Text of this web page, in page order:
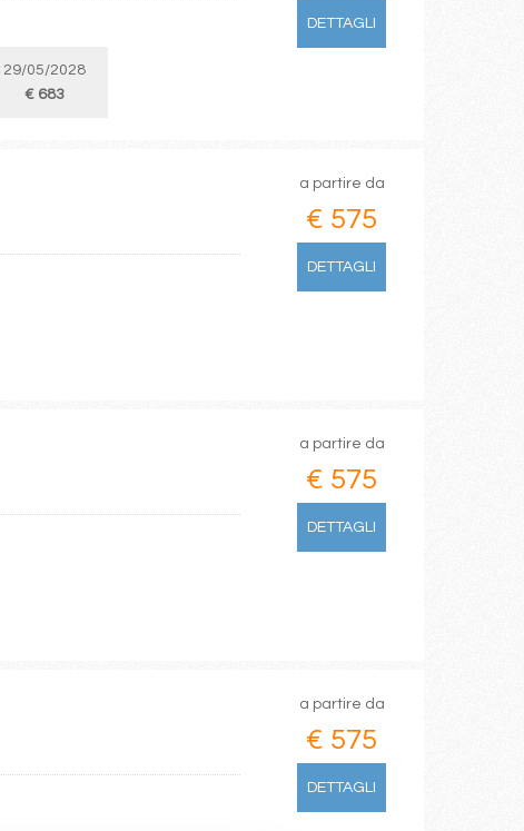
29/05/2028
€ 683
DETTAGLI
a partire da
€ 575
DETTAGLI
a partire da
€ 575
DETTAGLI
a partire da
€ 575
DETTAGLI